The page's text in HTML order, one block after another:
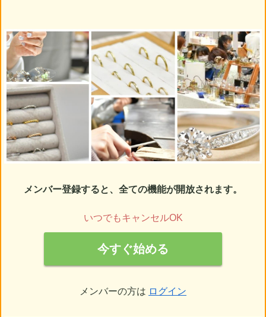
メンバー登録すると、全ての機能が開放されます。
いつでもキャンセルOK
今すぐ始める
メンバーの方は ログイン